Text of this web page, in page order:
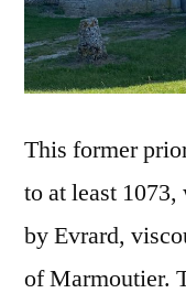
This former
to at least 1073,
by Evrard,
of Marmoutier.